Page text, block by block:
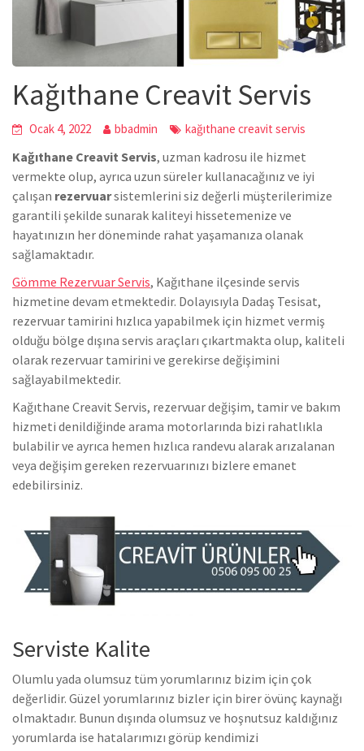
Kağıthane Creavit Servis
Ocak 4, 2022 bbadmin kağıthane creavit servis
Kağıthane Creavit Servis, uzman kadrosu ile hizmet
vermekte olup, ayrıca uzun süreler kullanacağınız ve iyi
çalışan rezervuarsistemlerini siz değerli müşterilerimize
garantili şekilde sunarak kaliteyi hissetemenize ve
hayatınızın her döneminde rahat yaşamanıza olanak
sağlamaktadır.
Gömme Rezervuar Servis, Kağıthane ilçesinde servis
hizmetine devam etmektedir. Dolayısıyla Dadaş Tesisat,
rezervuar tamirini hızlıca yapabilmek için hizmet vermiş
olduğu bölge dışına servis araçları çıkartmakta olup, kaliteli
olarak rezervuar tamirini ve gerekirse değişimini
sağlayabilmektedir.
Kağıthane Creavit Servis, rezervuar değişim, tamir ve bakım
hizmeti denildiğinde arama motorlarında bizi rahatlıkla
bulabilir ve ayrıca hemen hızlıca randevu alarak arızalanan
veya değişim gereken rezervuarınızı bizlere emanet
edebilirsiniz.
Serviste Kalite
Olumlu yada olumsuz tüm yorumlarınız bizim için çok
değerlidir. Güzel yorumlarınız bizler için birer övünç kaynağı
olmaktadır. Bunun dışında olumsuz ve hoşnutsuz kaldığınız
yorumlarda ise hatalarımızı görüp kendimizi